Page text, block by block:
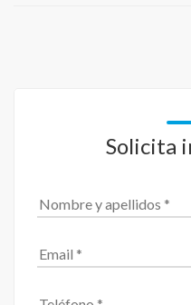
Solicita